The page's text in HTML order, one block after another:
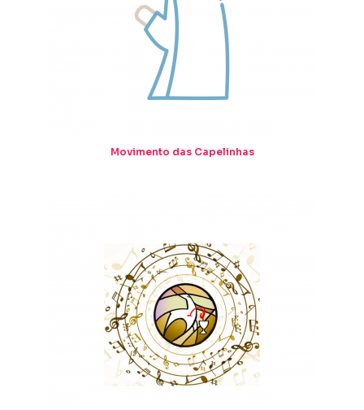
Movimento das Capelinhas